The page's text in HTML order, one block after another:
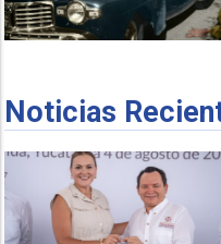
Noticias